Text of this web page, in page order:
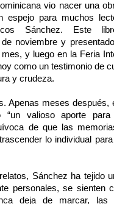
vio nacer una
espejo para muchos
Sánchez. Este
noviembre y
y luego en la Feria
como un testimonio de
y crudeza.
Apenas meses después,
“un valioso aporte
de que las
lo individual
Sánchez ha tejido
personales, se sienten
deja de marcar, las